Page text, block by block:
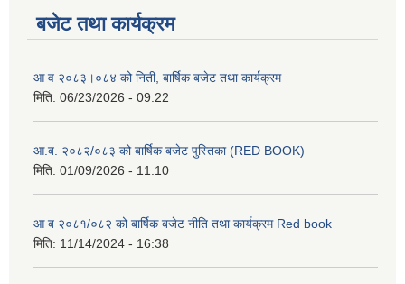
बजेट तथा कार्यक्रम
आ व २०८३।०८४ को निती, बार्षिक बजेट तथा कार्यक्रम
मिति: 06/23/2026 - 09:22
आ.ब. २०८२/०८३ को बार्षिक बजेट पुस्तिका (RED BOOK)
मिति: 01/09/2026 - 11:10
आ ब २०८१/०८२ को बार्षिक बजेट नीति तथा कार्यक्रम Red book
मिति: 11/14/2024 - 16:38